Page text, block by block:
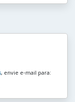
, envie e‑mail para: